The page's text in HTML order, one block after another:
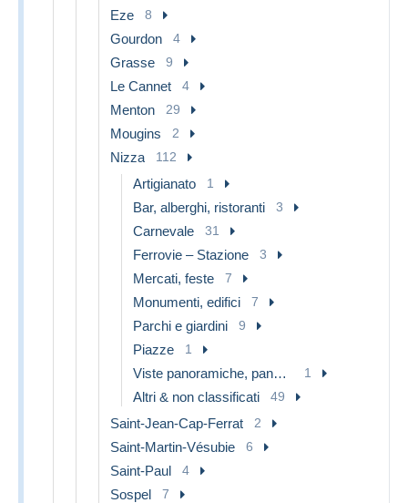
Eze 8
Gourdon 4
Grasse 9
Le Cannet 4
Menton 29
Mougins 2
Nizza 112
Artigianato 1
Bar, alberghi, ristoranti 3
Carnevale 31
Ferrovie – Stazione 3
Mercati, feste 7
Monumenti, edifici 7
Parchi e giardini 9
Piazze 1
Viste panoramiche, panorama 1
Altri & non classificati 49
Saint-Jean-Cap-Ferrat 2
Saint-Martin-Vésubie 6
Saint-Paul 4
Sospel 7